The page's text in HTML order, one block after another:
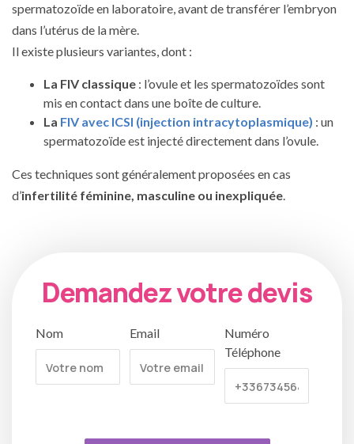
spermatozoïde en laboratoire, avant de transférer l’embryon
dans l’utérus de la mère.
Il existe plusieurs variantes, dont :
La FIV classique : l’ovule et les spermatozoïdes sont
mis en contact dans une boîte de culture.
La FIV avec ICSI (injection intracytoplasmique) : un
spermatozoïde est injecté directement dans l’ovule.
Ces techniques sont généralement proposées en cas
d’infertilité féminine, masculine ou inexpliquée.
Demandez votre devis
Nom Email
Numéro
Téléphone